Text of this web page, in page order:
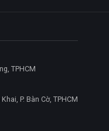
TPHCM
P. Bàn Cờ, TPHCM